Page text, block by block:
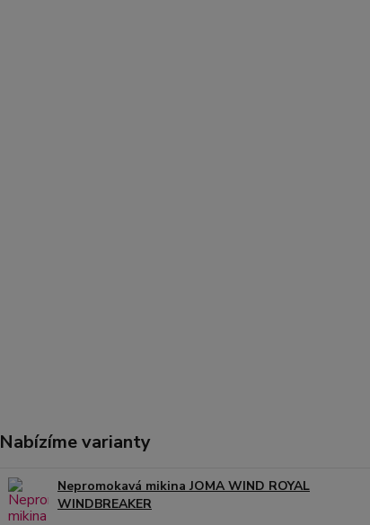
Nabízíme varianty
Nepromokavá mikina JOMA WIND ROYAL
WINDBREAKER